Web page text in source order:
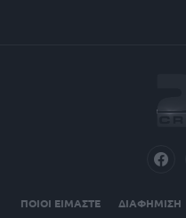
ΠΟΙΟΙ ΕΙΜΑΣΤΕ ΔΙΑΦΗΜΙΣΗ